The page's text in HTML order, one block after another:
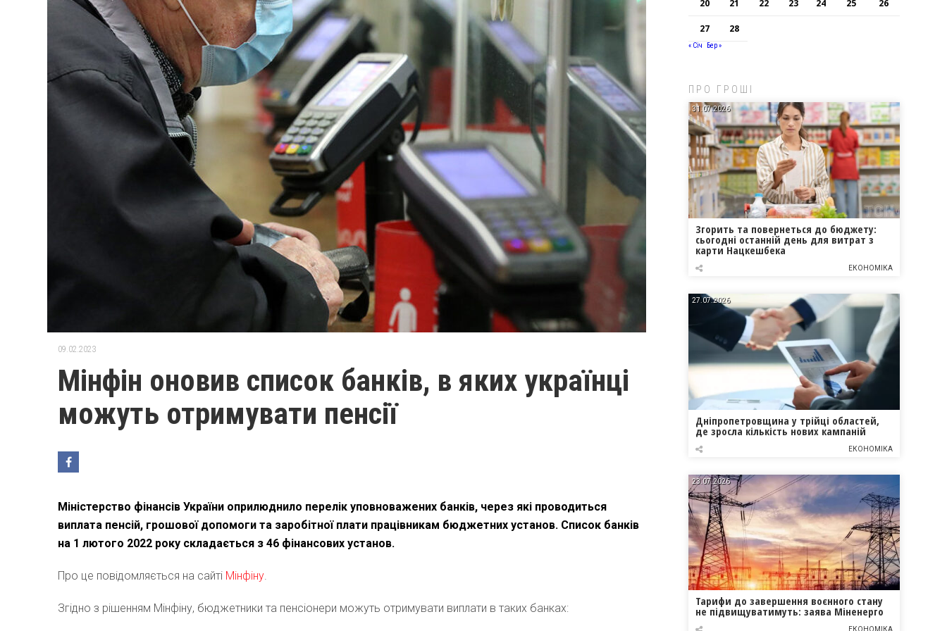
09.02.2023
Мінфін оновив список банків, в яких українці
можуть отримувати пенсії
Міністерство фінансів України оприлюднило перелік уповноважених банків, через які проводиться
виплата пенсій, грошової допомоги та заробітної плати працівникам бюджетних установ. Список банків
на 1 лютого 2022 року складається з 46 фінансових установ.
Про це повідомляється на сайті Мінфіну.
Згідно з рішенням Мінфіну, бюджетники та пенсіонери можуть отримувати виплати в таких банках:
20 21 22 23 24 25 26
27 28
« Січ Бер »
ПРО ГРОШІ
31.07.2026
Згорить та повернеться до бюджету:
сьогодні останній день для витрат з
карти Нацкешбека
ЕКОНОМІКА
27.07.2026
Дніпропетровщина у трійці областей,
де зросла кількість нових кампаній
ЕКОНОМІКА
23.07.2026
Тарифи до завершення воєнного стану
не підвищуватимуть: заява Міненерго